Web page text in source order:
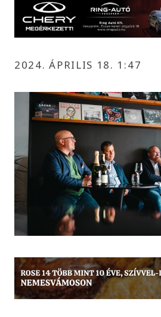
2024. ÁPRILIS 18. 1:47